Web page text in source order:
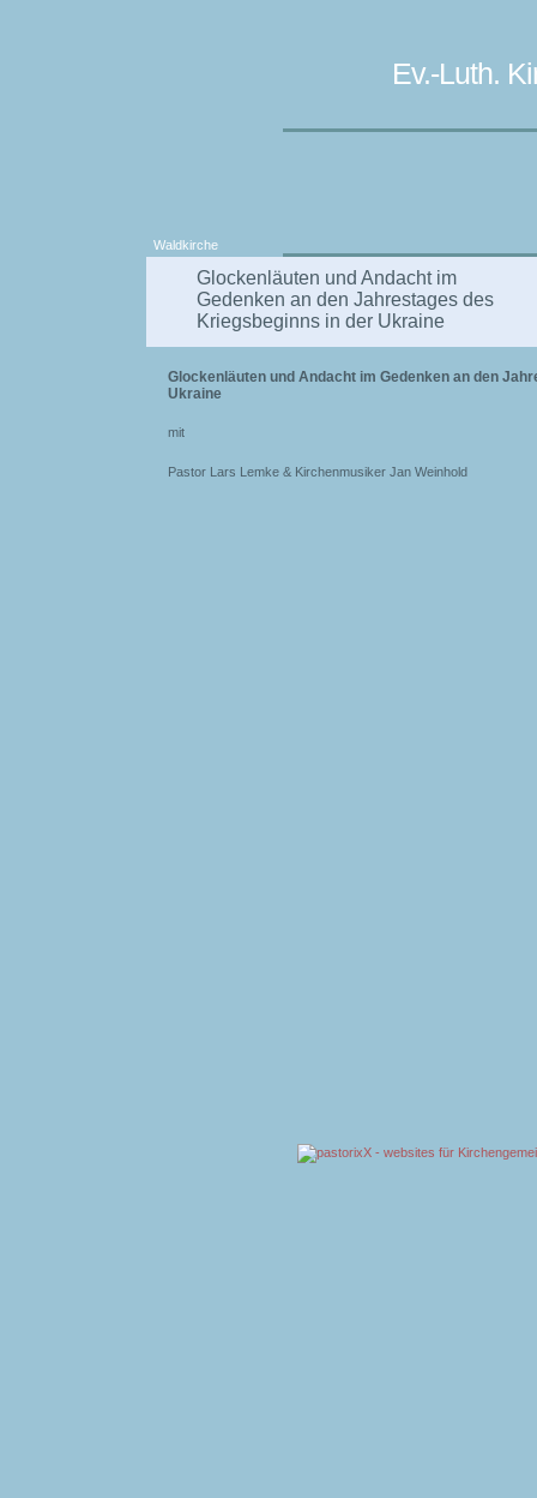
Ev.-Luth.
Waldkirche
Glockenläuten und Andacht im
Gedenken an den Jahrestages des
Kriegsbeginns in der Ukraine
Glockenläuten und Andacht im Gedenken an den
Ukraine
mit
Pastor Lars Lemke & Kirchenmusiker Jan Weinhold